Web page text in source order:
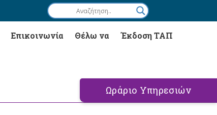
Επικοινωνία Θέλω να Έκδοση ΤΑΠ
Ωράριο Υπηρεσιών